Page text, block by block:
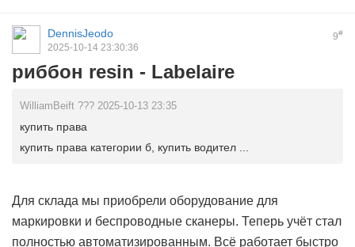
9#
DennisJeodo
2025-10-14 23:30:36
риббон resin - Labelaire
WilliamBeift ??? 2025-10-13 23:35
купить права
купить права категории б, купить водител ...
Для склада мы приобрели оборудование для
маркировки и беспроводные сканеры. Теперь учёт стал
полностью автоматизированным. Всё работает быстро